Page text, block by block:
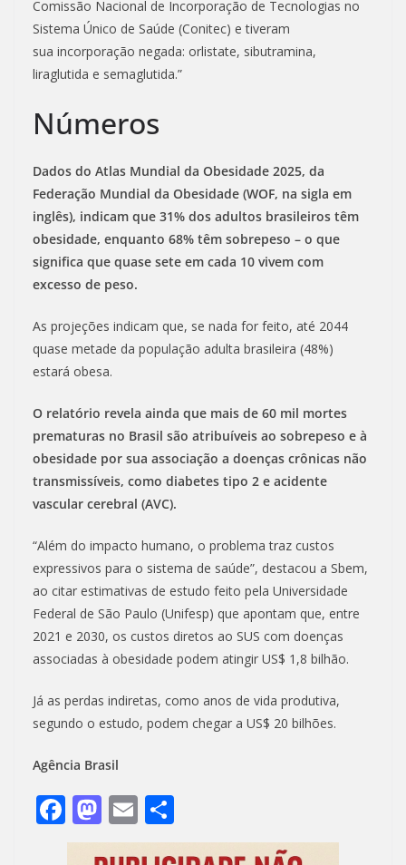
Comissão Nacional de Incorporação de Tecnologias no
Sistema Único de Saúde (Conitec) e tiveram
sua incorporação negada: orlistate, sibutramina,
liraglutida e semaglutida.”
Números
Dados do Atlas Mundial da Obesidade 2025, da
Federação Mundial da Obesidade (WOF, na sigla em
inglês), indicam que 31% dos adultos brasileiros têm
obesidade, enquanto 68% têm sobrepeso – o que
significa que quase sete em cada 10 vivem com
excesso de peso.
As projeções indicam que, se nada for feito, até 2044
quase metade da população adulta brasileira (48%)
estará obesa.
O relatório revela ainda que mais de 60 mil mortes
prematuras no Brasil são atribuíveis ao sobrepeso e à
obesidade por sua associação a doenças crônicas não
transmissíveis, como diabetes tipo 2 e acidente
vascular cerebral (AVC).
“Além do impacto humano, o problema traz custos
expressivos para o sistema de saúde”, destacou a Sbem,
ao citar estimativas de estudo feito pela Universidade
Federal de São Paulo (Unifesp) que apontam que, entre
2021 e 2030, os custos diretos ao SUS com doenças
associadas à obesidade podem atingir US$ 1,8 bilhão.
Já as perdas indiretas, como anos de vida produtiva,
segundo o estudo, podem chegar a US$ 20 bilhões.
Agência Brasil
F
ac
M
as
E
m h